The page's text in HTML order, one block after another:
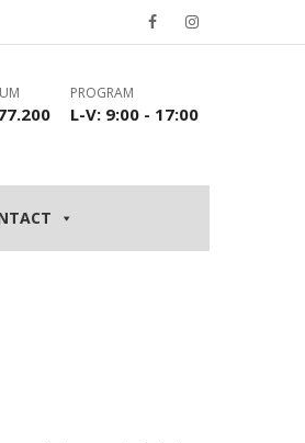
PROGRAM
L-V: 9:00 - 17:00